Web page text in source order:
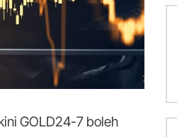
GOLD24-7 boleh